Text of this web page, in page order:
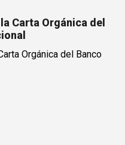
Carta Orgánica del